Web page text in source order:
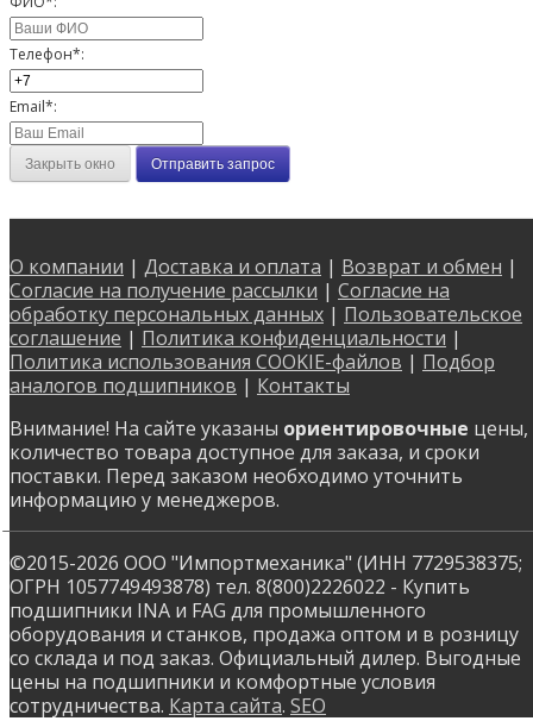
Телефон*:
Email*:
Закрыть окно Отправить запрос
О компании | Доставка и оплата | Возврат и обмен |
Согласие на получение рассылки | Согласие на
обработку персональных данных | Пользовательское
соглашение | Политика конфиденциальности |
Политика использования COOKIE-файлов | Подбор
аналогов подшипников | Контакты
Внимание! На сайте указаны ориентировочные цены,
количество товара доступное для заказа, и сроки
поставки. Перед заказом необходимо уточнить
информацию у менеджеров.
©2015-2026 ООО "Импортмеханика" (ИНН 7729538375;
ОГРН 1057749493878) тел. 8(800)2226022 - Купить
подшипники INA и FAG для промышленного
оборудования и станков, продажа оптом и в розницу
со склада и под заказ. Официальный дилер. Выгодные
цены на подшипники и комфортные условия
сотрудничества. Карта сайта. SEO